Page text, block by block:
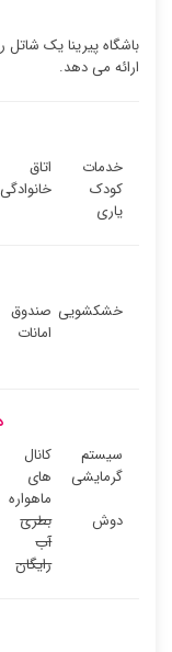
ارائه می دهد.
خدمات
کودک
یاری
اتاق
خانوادگی
خشکشویی صندوق
امانات
سیستم
گرمایشی
کانال
های
ماهواره
دوش
بطری
آب
رایگان